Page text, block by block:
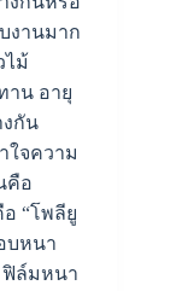
งานมาก
ไม้
าน อายุ
กัน
ใจความ
คือ
“โพลียู
บหนา
ฟิล์มหนา